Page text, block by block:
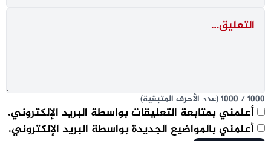
1000
/
1000(عدد الأحرف المتبقية)
أعلمني بمتابعة التعليقات بواسطة البريد الإلكتروني.
أعلمني بالمواضيع الجديدة بواسطة البريد الإلكتروني.